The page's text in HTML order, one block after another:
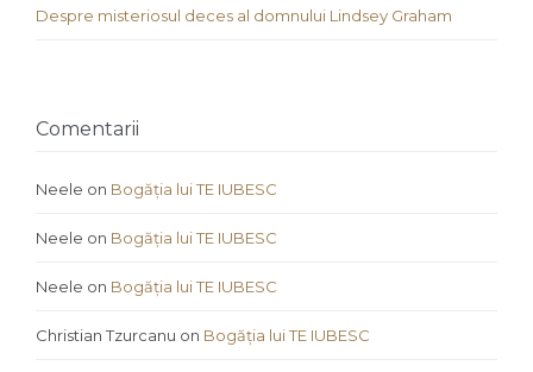
Despre misteriosul deces al domnului Lindsey Graham
Comentarii
Neele on Bogăția lui TE IUBESC
Neele on Bogăția lui TE IUBESC
Neele on Bogăția lui TE IUBESC
Christian Tzurcanu on Bogăția lui TE IUBESC